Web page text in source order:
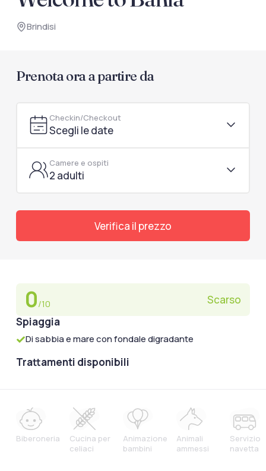
documenti di viaggio.
Brindisi
Prenota ora a partire da
Checkin/Checkout
Scegli le date
Camere e ospiti
2 adulti
Verifica il prezzo
0/10
Scarso
Spiaggia
Di sabbia e mare con fondale digradante
Trattamenti disponibili
Biberoneria
Cucina per
celiaci
Animazione
bambini
Animali
ammessi
Servizio
navetta